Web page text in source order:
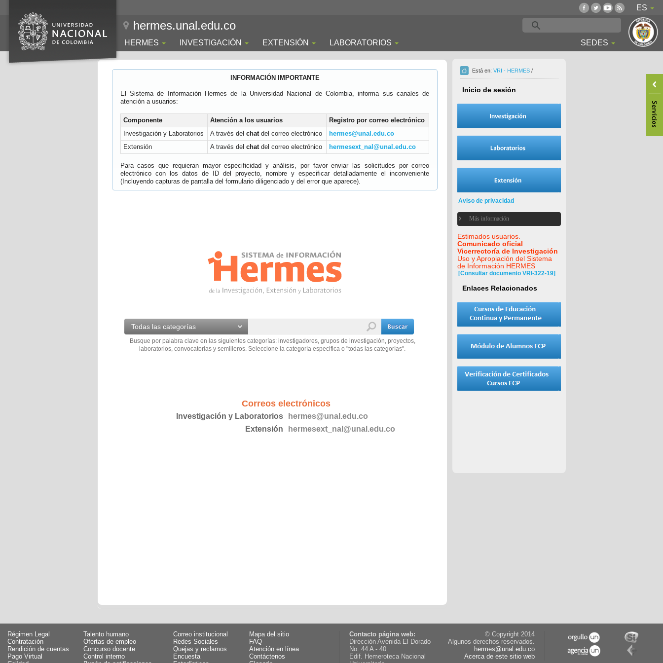
ES
hermes.unal.edu.co
HERMES INVESTIGACIÓN EXTENSIÓN LABORATORIOS SEDES
INFORMACIÓN IMPORTANTE
El Sistema de Información Hermes de la Universidad Nacional de Colombia, informa sus canales de
atención a usuarios:
Componente Atención a los usuarios
Registro por correo electrónico
Investigación y Laboratorios
A través del chatdel correo electrónico
hermes@unal.edu.co
Extensión
A través del chatdel correo electrónico hermesext_nal@unal.edu.co
Para casos que requieran mayor especificidad y análisis, por favor enviar las solicitudes por correo
electrónico con los datos de ID del proyecto, nombre y especificar detalladamente el inconveniente
(Incluyendo capturas de pantalla del formulario diligenciado y del error que aparece).
Todas las categorías
Busque por palabra clave en las siguientes categorías: investigadores, grupos de investigación, proyectos,
laboratorios, convocatorias y semilleros. Seleccione la categoría especifica o "todas las categorías".
Correos electrónicos
Investigación y Laboratorios
hermes@unal.edu.co
Extensión
hermesext_nal@unal.edu.co
Está en: VRI - HERMES /
Inicio de sesión
Aviso de privacidad
Más información
Estimados usuarios.
Comunicado oficial
Vicerrectoría de Investigación
Uso y Apropiación del Sistema
de Información HERMES
[Consultar documento VRI-322-19]
Enlaces Relacionados
Régimen Legal
Talento humano
Contratación
Ofertas de empleo
Rendición de cuentas
Concurso docente
Pago Virtual
Control interno
Correo institucional
Mapa del sitio
Redes Sociales
FAQ
Quejas y reclamos
Atención en línea
Encuesta
Contáctenos
Contacto página web:
Dirección Avenida El Dorado
No. 44 A - 40
Edif. Hemeroteca Nacional
© Copyright 2014
Algunos derechos reservados.
hermes@unal.edu.co
Acerca de este sitio web